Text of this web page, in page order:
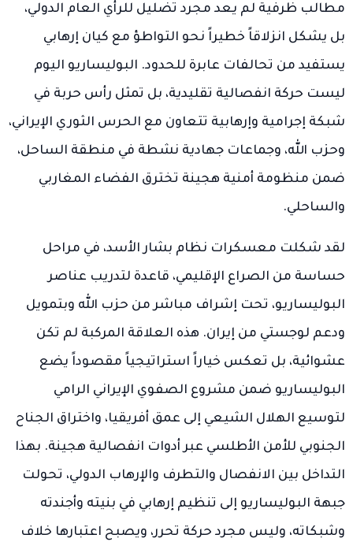
مطالب ظرفية لم يعد مجرد تضليل للرأي العام الدولي،
بل يشكل انزلاقاً خطيراً نحو التواطؤ مع كيان إرهابي
يستفيد من تحالفات عابرة للحدود. البوليساريو اليوم
ليست حركة انفصالية تقليدية، بل تمثل رأس حربة في
شبكة إجرامية وإرهابية تتعاون مع الحرس الثوري الإيراني،
وحزب الله، وجماعات جهادية نشطة في منطقة الساحل،
ضمن منظومة أمنية هجينة تخترق الفضاء المغاربي
والساحلي.
لقد شكلت معسكرات نظام بشار الأسد، في مراحل
حساسة من الصراع الإقليمي، قاعدة لتدريب عناصر
البوليساريو، تحت إشراف مباشر من حزب الله وبتمويل
ودعم لوجستي من إيران. هذه العلاقة المركبة لم تكن
عشوائية، بل تعكس خياراً استراتيجياً مقصوداً يضع
البوليساريو ضمن مشروع الصفوي الإيراني الرامي
لتوسيع الهلال الشيعي إلى عمق أفريقيا، واختراق الجناح
الجنوبي للأمن الأطلسي عبر أدوات انفصالية هجينة. بهذا
التداخل بين الانفصال والتطرف والإرهاب الدولي، تحولت
جبهة البوليساريو إلى تنظيم إرهابي في بنيته وأجندته
وشبكاته، وليس مجرد حركة تحرر، ويصبح اعتبارها خلاف